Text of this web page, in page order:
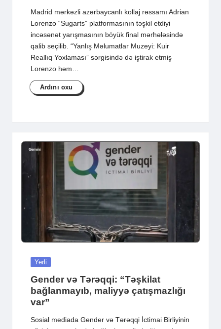
Madrid mərkəzli azərbaycanlı kollaj rəssamı Adrian
Lorenzo “Sugarts” platformasının təşkil etdiyi
incəsənət yarışmasının böyük final mərhələsində
qalib seçilib. “Yanlış Məlumatlar Muzeyi: Kuir
Reallıq Yoxlaması” sərgisində də iştirak etmiş
Lorenzo həm…
Ardını oxu
Posted
Yerli
Gender və Tərəqqi: “Təşkilat
bağlanmayıb, maliyyə çatışmazlığı
var”
Sosial mediada Gender və Tərəqqi İctimai Birliyinin